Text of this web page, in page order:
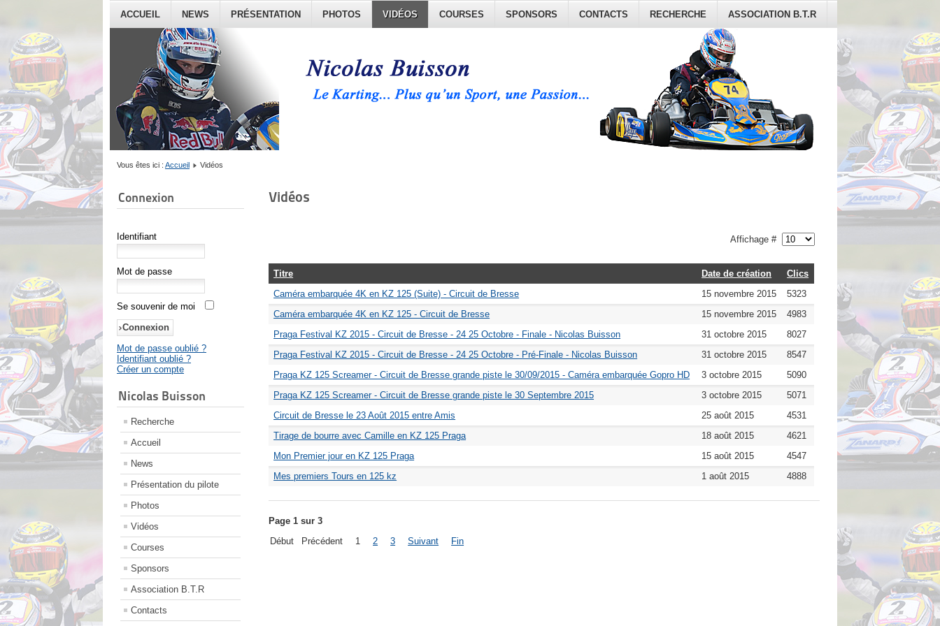
ACCUEIL NEWS PRÉSENTATION PHOTOS VIDÉOS COURSES SPONSORS CONTACTS RECHERCHE ASSOCIATION B.T.R
Vous êtes ici : Accueil Vidéos
Connexion
Identifiant
Mot de passe
Se souvenir de moi
Mot de passe oublié ?
Identifiant oublié ?
Créer un compte
Nicolas Buisson
Recherche
Accueil
News
Présentation du pilote
Photos
Vidéos
Courses
Sponsors
Association B.T.R
Contacts
Vidéos
Affichage #
Titre Date de création
Clics
Caméra embarquée 4K en KZ 125 (Suite) - Circuit de Bresse
15 novembre 2015
5323
Caméra embarquée 4K en KZ 125 - Circuit de Bresse
15 novembre 2015
4983
Praga Festival KZ 2015 - Circuit de Bresse - 24 25 Octobre - Finale - Nicolas Buisson
31 octobre 2015
8027
Praga Festival KZ 2015 - Circuit de Bresse - 24 25 Octobre - Pré-Finale - Nicolas Buisson
31 octobre 2015
8547
Praga KZ 125 Screamer - Circuit de Bresse grande piste le 30/09/2015 - Caméra embarquée Gopro HD
3 octobre 2015
5090
Praga KZ 125 Screamer - Circuit de Bresse grande piste le 30 Septembre 2015
3 octobre 2015
5071
Circuit de Bresse le 23 Août 2015 entre Amis
25 août 2015
4531
Tirage de bourre avec Camille en KZ 125 Praga
18 août 2015
4621
Mon Premier jour en KZ 125 Praga
15 août 2015
4547
Mes premiers Tours en 125 kz
1 août 2015 4888
Page 1 sur 3
Début
Précédent 1 2 3 Suivant Fin